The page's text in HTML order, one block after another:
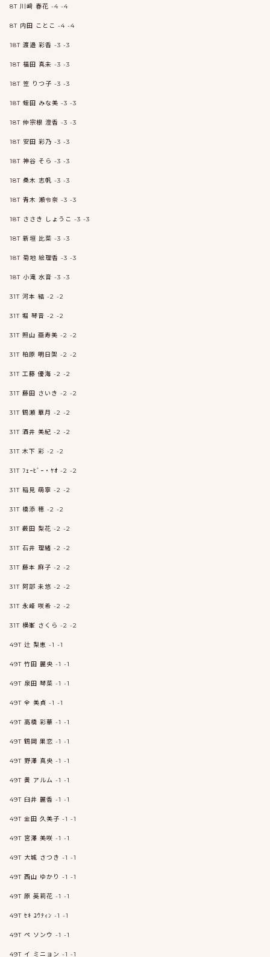
8T 川﨑 春花 -4 -4
8T 内田 ことこ -4 -4
18T 渡邉 彩香 -3 -3
18T 福田 真未 -3 -3
18T 笠 りつ子 -3 -3
18T 蛭田 みな美 -3 -3
18T 仲宗根 澄香 -3 -3
18T 安田 彩乃 -3 -3
18T 神谷 そら -3 -3
18T 桑木 志帆 -3 -3
18T 青木 瀬令奈 -3 -3
18T ささき しょうこ -3 -3
18T 新垣 比菜 -3 -3
18T 菊地 絵理香 -3 -3
18T 小滝 水音 -3 -3
31T 河本 結 -2 -2
31T 堀 琴音 -2 -2
31T 照山 亜寿美 -2 -2
31T 柏原 明日架 -2 -2
31T 工藤 優海 -2 -2
31T 藤田 さいき -2 -2
31T 鶴瀬 華月 -2 -2
31T 酒井 美紀 -2 -2
31T 木下 彩 -2 -2
31T ﾌｪｰﾋﾞｰ・ﾔｵ -2 -2
31T 稲見 萌寧 -2 -2
31T 橋添 穂 -2 -2
31T 薮田 梨花 -2 -2
31T 石井 理緒 -2 -2
31T 藤本 麻子 -2 -2
31T 阿部 未悠 -2 -2
31T 永峰 咲希 -2 -2
31T 横峯 さくら -2 -2
49T 辻 梨恵 -1 -1
49T 竹田 麗央 -1 -1
49T 泉田 琴菜 -1 -1
49T 全 美貞 -1 -1
49T 高橋 彩華 -1 -1
49T 鶴岡 果恋 -1 -1
49T 野澤 真央 -1 -1
49T 黄 アルム -1 -1
49T 臼井 麗香 -1 -1
49T 金田 久美子 -1 -1
49T 宮澤 美咲 -1 -1
49T 大城 さつき -1 -1
49T 西山 ゆかり -1 -1
49T 原 英莉花 -1 -1
49T ｾｷ ﾕｳﾃｨﾝ -1 -1
49T ペ ソンウ -1 -1
49T イ ミニョン -1 -1